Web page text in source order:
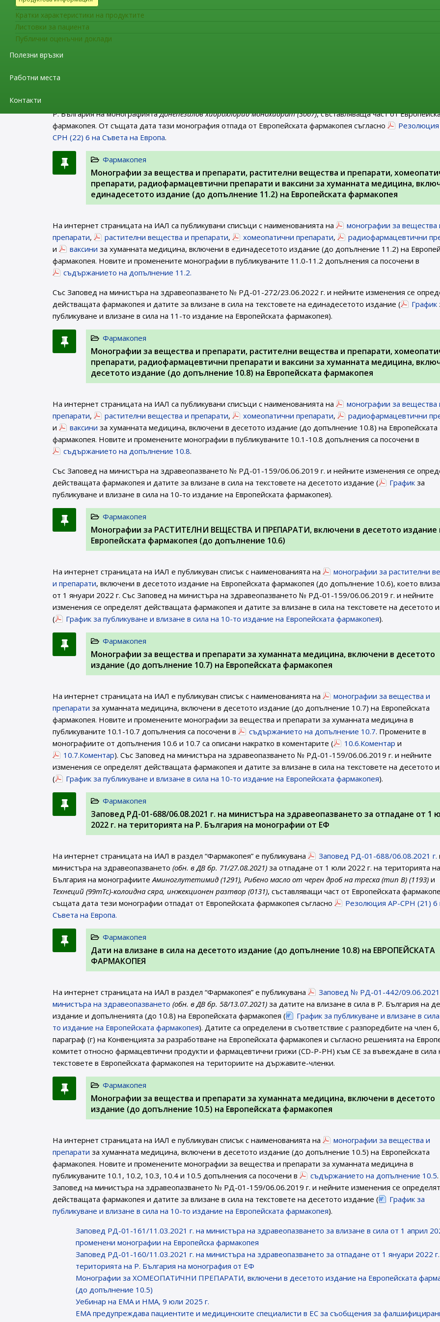
Кратки характеристики на продуктите
Листовки за пациента
Публични оценъчни доклади
Полезни връзки
Работни места
Контакти
отпада от Европейската фармакопея съгласно
Фармакопея
Р. България на монографиятаДонепезилов хидрохлорид монохидрат (3067), съставляваща част от
фармакопея. От същата дата тази монография отпада от Европейската фармакопея съгласно
Резолюция
CPH (22) 6 на Съвета на Европа.
Фармакопея
Монографии за вещества и препарати, растителни вещества и препарати,
препарати, радиофармацевтични препарати и ваксини за хуманната медицина,
единадесетото издание (до допълнение 11.2) на Европейската фармакопея
На интернет страницата на ИАЛ са публикувани списъци с наименованията на
монографии за вещества
препарати, растителни вещества и препарати, хомеопатични препарати,
радиофармацевтични
и
ваксини за хуманната медицина, включени в единадесетото издание (до допълнение 11.2) на
фармакопея. Новите и променените монографии в публикуваните 11.0-11.2 допълнения са посочени в
съдържанието на допълнение 11.2.
Със Заповед на министъра на здравеопазването № РД-01-272/23.06.2022 г. и нейните изменения се
действащата фармакопея и датите за влизане в сила на текстовете на единадесетото издание (
График
публикуване и влизане в сила на 11-то издание на Европейската фармакопея).
Фармакопея
Монографии за вещества и препарати, растителни вещества и препарати,
препарати, радиофармацевтични препарати и ваксини за хуманната медицина,
десетото издание (до допълнение 10.8) на Европейската фармакопея
На интернет страницата на ИАЛ са публикувани списъци с наименованията на
монографии за вещества
препарати, растителни вещества и препарати, хомеопатични препарати,
радиофармацевтични
и
ваксини за хуманната медицина, включени в десетото издание (до допълнение 10.8) на Европейската
фармакопея. Новите и променените монографии в публикуваните 10.1-10.8 допълнения са посочени в
съдържанието на допълнение 10.8.
Със Заповед на министъра на здравеопазването № РД-01-159/06.06.2019 г. и нейните изменения се
действащата фармакопея и датите за влизане в сила на текстовете на десетото издание (
График за
публикуване и влизане в сила на 10-то издание на Европейската фармакопея).
Фармакопея
Монографии за РАСТИТЕЛНИ ВЕЩЕСТВА И ПРЕПАРАТИ, включени в десетото издание
Европейската фармакопея (до допълнение 10.6)
На интернет страницата на ИАЛ e публикуван списък с наименованията на
монографии за растителни
и препарати, включени в десетото издание на Европейската фармакопея (до допълнение 10.6), което
от 1 януари 2022 г. Със Заповед на министъра на здравеопазването № РД-01-159/06.06.2019 г. и нейните
изменения се определят действащата фармакопея и датите за влизане в сила на текстовете на десетото
(
График за публикуване и влизане в сила на 10-то издание на Европейската фармакопея).
Фармакопея
Монографии за вещества и препарати за хуманната медицина, включени в десетото
издание (до допълнение 10.7) на Европейската фармакопея
На интернет страницата на ИАЛ e публикуван списък с наименованията на
монографии за вещества и
препарати за хуманната медицина, включени в десетото издание (до допълнение 10.7) на Европейската
фармакопея. Новите и променените монографии за вещества и препарати за хуманната медицина в
публикуваните 10.1-10.7 допълнения са посочени в
съдържанието на допълнение 10.7. Промените в
монографиите от допълнения 10.6 и 10.7 са описани накратко в коментарите (
10.6.Коментар и
10.7.Коментар). Със Заповед на министъра на здравеопазването № РД-01-159/06.06.2019 г. и нейните
изменения се определят действащата фармакопея и датите за влизане в сила на текстовете на десетото
(
График за публикуване и влизане в сила на 10-то издание на Европейската фармакопея).
Фармакопея
Заповед РД-01-688/06.08.2021 г. на министъра на здравеопазването за отпадане от 1
2022 г. на територията на Р. България на монографии от ЕФ
На интернет страницата на ИАЛ в раздел “Фармакопея” е публикувана Заповед РД-01-688/06.08.2021 г.
министъра на здравеопазването (обн. в ДВ бр. 71/27.08.2021) за отпадане от 1 юли 2022 г. на територията
България на монографиитеАминоглутетимид (1291), Рибено масло от черен дроб на треска (тип В) (1193) и
Технеций (99mTc)-колоидна сяра, инжекционен разтвор (0131), съставляващи част от Европейската
същата дата тези монографии отпадат от Европейската фармакопея съгласно
Резолюция AP-CPH (21) 6
Съвета на Европа.
Фармакопея
Дати на влизане в сила на десетото издание (до допълнение 10.8) на ЕВРОПЕЙСКАТА
ФАРМАКОПЕЯ
На интернет страницата на ИАЛ в раздел “Фармакопея” е публикувана
Заповед № РД-01-442/09.06.2021
министъра на здравеопазването (обн. в ДВ бр. 58/13.07.2021) за датите на влизане в сила в Р. България на
издание и допълненията (до 10.8) на Европейската фармакопея (
График за публикуване и влизане в
то издание на Европейската фармакопея). Датите са определени в съответствие с разпоредбите на член 6,
параграф (г) на Конвенцията за разработване на Европейската фармакопея и съгласно решенията на
комитет относно фармацевтични продукти и фармацевтични грижи (CD-P-PH) към СЕ за въвеждане в сила
текстовете в Европейската фармакопея на териториите на държавите-членки.
Фармакопея
Монографии за вещества и препарати за хуманната медицина, включени в десетото
издание (до допълнение 10.5) на Европейската фармакопея
На интернет страницата на ИАЛ e публикуван списък с наименованията на
монографии за вещества и
препарати за хуманната медицина, включени в десетото издание (до допълнение 10.5) на Европейската
фармакопея. Новите и променените монографии за вещества и препарати за хуманната медицина в
публикуваните 10.1, 10.2, 10.3, 10.4 и 10.5 допълнения са посочени в
съдържанието на допълнение 10.5
Заповед на министъра на здравеопазването № РД-01-159/06.06.2019 г. и нейните изменения се определят
действащата фармакопея и датите за влизане в сила на текстовете на десетото издание (
График за
публикуване и влизане в сила на 10-то издание на Европейската фармакопея).
Заповед РД-01-161/11.03.2021 г. на министъра на здравеопазването за влизане в сила от 1 април
променени монографии на Европейска фармакопея
Заповед РД-01-160/11.03.2021 г. на министъра на здравеопазването за отпадане от 1 януари 2022
територията на Р. България на монография от ЕФ
Монографии за ХОМЕОПАТИЧНИ ПРЕПАРАТИ, включени в десетото издание на Европейската
(до допълнение 10.5)
Уебинар на ЕМА и НМА, 9 юли 2025 г.
EMA предупреждава пациентите и медицинските специалисти в ЕС за съобщения за